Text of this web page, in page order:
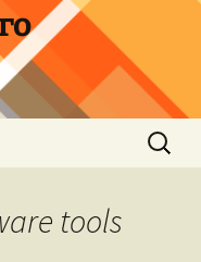
Найти:
tools